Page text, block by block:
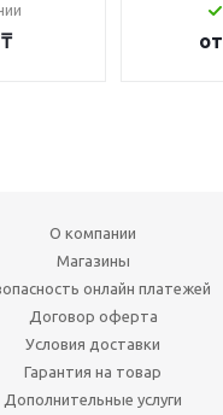
от
О компании
Магазины
онлайн платежей
Договор оферта
Условия доставки
Гарантия на товар
Дополнительные услуги